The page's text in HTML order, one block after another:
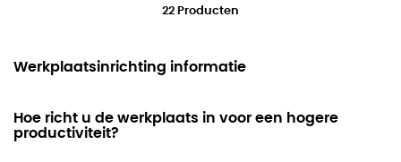
22 Producten
Werkplaatsinrichting informatie
Hoe richt u de werkplaats in voor een hogere
productiviteit?